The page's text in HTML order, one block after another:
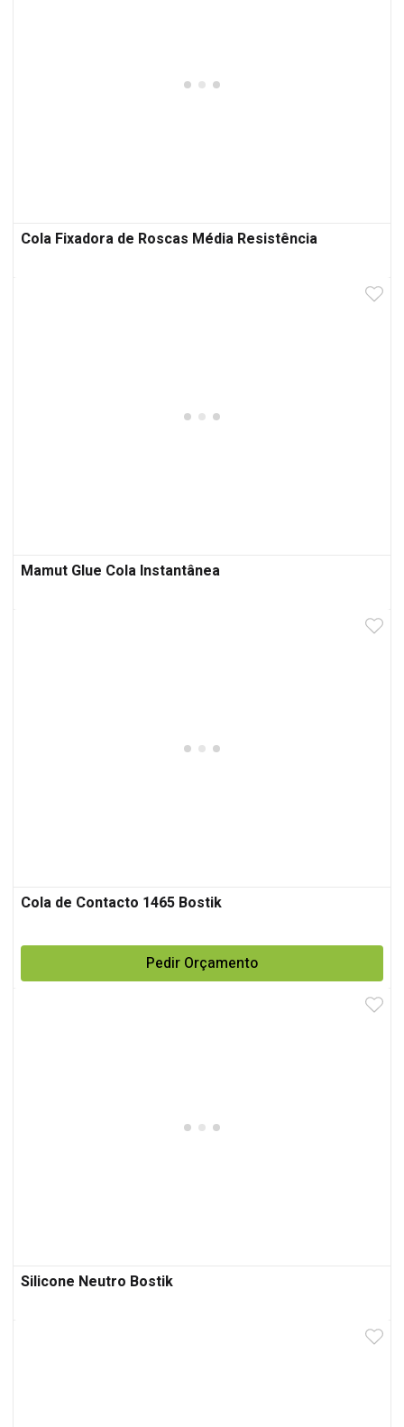
Cola Fixadora de Roscas Média Resistência
Mamut Glue Cola Instantânea
Cola de Contacto 1465 Bostik
Pedir Orçamento
Silicone Neutro Bostik